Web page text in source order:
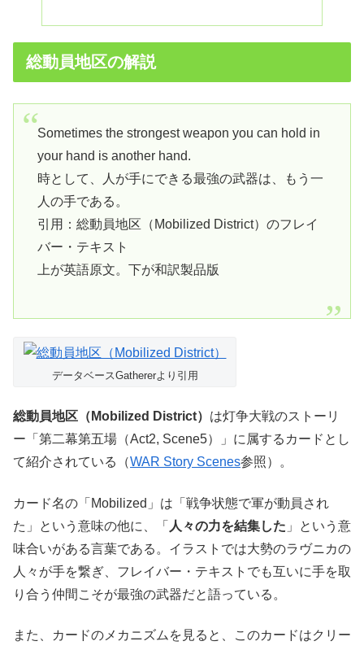
総動員地区の解説
Sometimes the strongest weapon you can hold in
your hand is another hand.
時として、人が手にできる最強の武器は、もう一
人の手である。
引用：総動員地区（Mobilized District）のフレイ
バー・テキスト
上が英語原文。下が和訳製品版
データベースGathererより引用
総動員地区（Mobilized District） は灯争大戦のストーリ
ー「第二幕第五場（Act2, Scene5）」に属するカードとし
て紹介されている（WAR Story Scenes参照）。
カード名の「Mobilized」は「戦争状態で軍が動員され
た」という意味の他に、「 人々の力を結集した 」という意
味合いがある言葉である。イラストでは大勢のラヴニカの
人々が手を繋ぎ、フレイバー・テキストでも互いに手を取
り合う仲間こそが最強の武器だと語っている。
また、カードのメカニズムを見ると、このカードはクリー